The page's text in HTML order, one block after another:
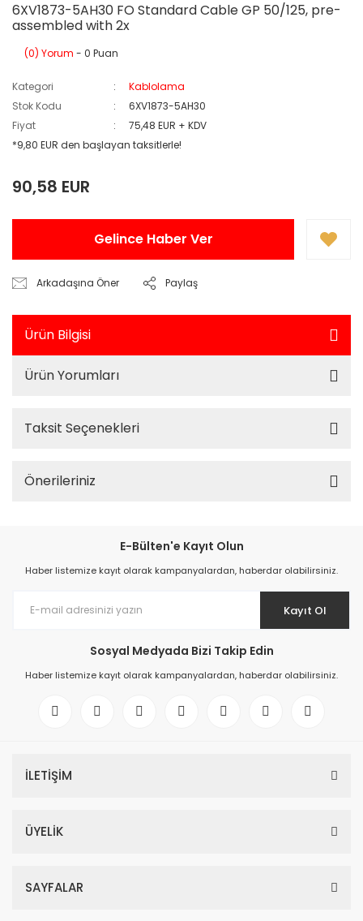
6XV1873-5AH30 FO Standard Cable GP 50/125, pre-
assembled with 2x
(0) Yorum - 0 Puan
Kategori
Kablolama
Stok Kodu
6XV1873-5AH30
Fiyat
75,48 EUR + KDV
*9,80 EUR den başlayan taksitlerle!
90,58 EUR
Gelince Haber Ver
Arkadaşına Öner Paylaş
Ürün Bilgisi
Ürün Yorumları
Taksit Seçenekleri
Önerileriniz
E-Bülten'e Kayıt Olun
Haber listemize kayıt olarak kampanyalardan, haberdar olabilirsiniz.
Kayıt Ol
Sosyal Medyada Bizi Takip Edin
Haber listemize kayıt olarak kampanyalardan, haberdar olabilirsiniz.
İLETİŞİM
ÜYELİK
SAYFALAR